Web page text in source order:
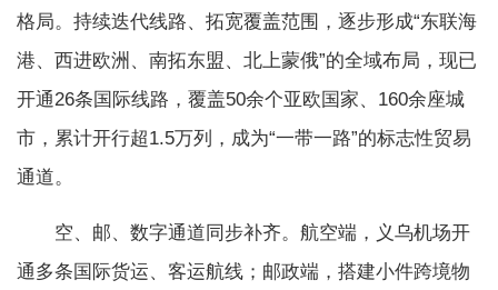
格局。持续迭代线路、拓宽覆盖范围，逐步形成“东联海
港、西进欧洲、南拓东盟、北上蒙俄”的全域布局，现已
开通26条国际线路，覆盖50余个亚欧国家、160余座城
市，累计开行超1.5万列，成为“一带一路”的标志性贸易
通道。
空、邮、数字通道同步补齐。航空端，义乌机场开
通多条国际货运、客运航线；邮政端，搭建小件跨境物